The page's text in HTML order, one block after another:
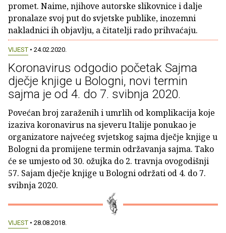
promet. Naime, njihove autorske slikovnice i dalje
pronalaze svoj put do svjetske publike, inozemni
nakladnici ih objavlju, a čitatelji rado prihvaćaju.
VIJEST • 24.02.2020.
Koronavirus odgodio početak Sajma
dječje knjige u Bologni, novi termin
sajma je od 4. do 7. svibnja 2020.
Povećan broj zaraženih i umrlih od komplikacija koje
izaziva koronavirus na sjeveru Italije ponukao je
organizatore najvećeg svjetskog sajma dječje knjige u
Bologni da promijene termin održavanja sajma. Tako
će se umjesto od 30. ožujka do 2. travnja ovogodišnji
57. Sajam dječje knjige u Bologni održati od 4. do 7.
svibnja 2020.
VIJEST • 28.08.2018.